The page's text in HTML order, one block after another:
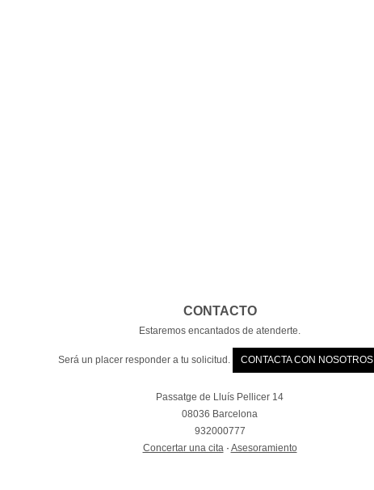
CONTACTO
Estaremos encantados de atenderte.
Será un placer responder a tu solicitud. CONTACTA CON NOSOTROS
Passatge de Lluís Pellicer 14
08036 Barcelona
932000777
Concertar una cita· Asesoramiento